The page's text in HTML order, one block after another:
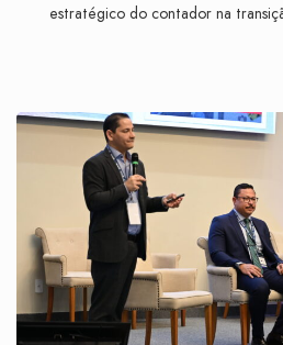
estratégico do contador na